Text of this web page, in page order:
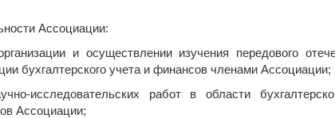
Ассоциации:
и осуществлении изучения передового
бухгалтерского учета и финансов членами Ассоциации;
исследовательских работ в области
Ассоциации;